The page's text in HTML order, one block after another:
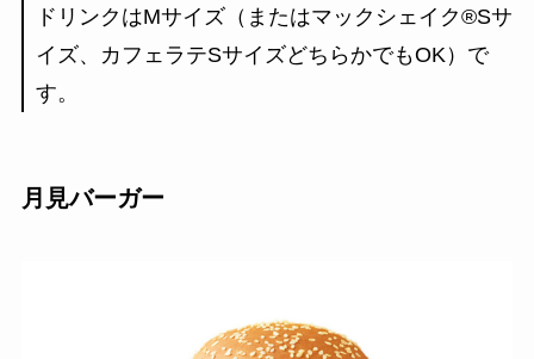
ドリンクはMサイズ（またはマックシェイク®Sサ
イズ、カフェラテSサイズどちらかでもOK）で
す。
月見バーガー